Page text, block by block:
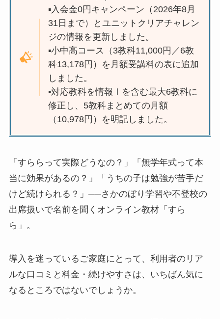
▪️入会金0円キャンペーン（2026年8月
31日まで）とユニットクリアチャレン
ジの情報を更新しました。
▪️小中高コース（3教科11,000円／6教
科13,178円）を月額受講料の表に追加
しました。
▪️対応教科を情報Ⅰを含む最大6教科に
修正し、5教科まとめての月額
（10,978円）を明記しました。
「すららって実際どうなの？」「無学年式って本
当に効果があるの？」「うちの子は勉強が苦手だ
けど続けられる？」──さかのぼり学習や不登校の
出席扱いで名前を聞くオンライン教材「すら
ら」。
導入を迷っているご家庭にとって、利用者のリア
ルな口コミと料金・続けやすさは、いちばん気に
なるところではないでしょうか。